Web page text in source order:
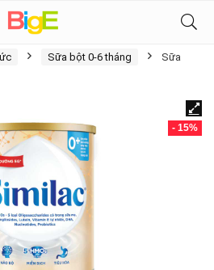
Sữa bột 0-6 tháng
Sữa
- 15%